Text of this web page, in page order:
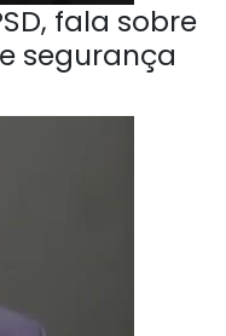
fala sobre
segurança